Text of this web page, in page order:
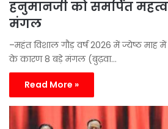
हनुमानजी को समर्पित
मंगल
–महंत विशाल गौड़ वर्ष 2026 में ज्येष्ठ माह
के कारण 8 बड़े मंगल (बुढ़वा…
Read More »